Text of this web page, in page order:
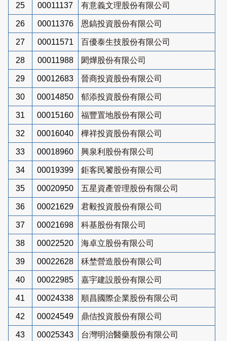
25 00011137 有意義文理股份有限公司
26 00011376 恩鎬投資股份有限公司
27 00011571 百優泰生技股份有限公司
28 00011988 閎燁股份有限公司
29 00012683 晉商投資股份有限公司
30 00014850 郁添投資股份有限公司
31 00015160 福豐置地股份有限公司
32 00016040 樺祥投資股份有限公司
33 00018960 興泉利股份有限公司
34 00019399 鉅客民饕股份有限公司
35 00020950 五星資產管理股份有限公司
36 00021629 君毅投資股份有限公司
37 00021698 科基股份有限公司
38 00022520 海卓立股份有限公司
39 00022628 秝埜營造股份有限公司
40 00022985 嘉宇建設股份有限公司
41 00024338 順昌國際企業股份有限公司
42 00024549 鼎佶投資股份有限公司
43 00025343 台灣明治醫藥股份有限公司